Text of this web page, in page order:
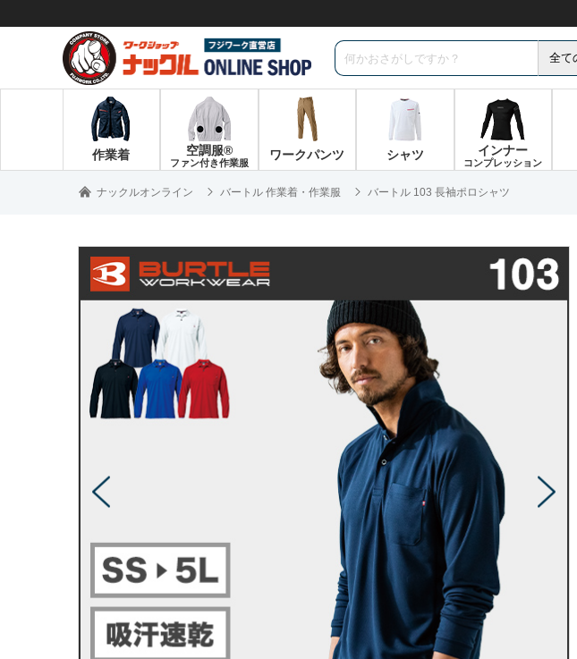
作業着 空調服®
ファン付き作業服
ワークパンツ シャツ インナー
コンプレッション
ナックルオンライン バートル 作業着・作業服 バートル 103 長袖ポロシャツ